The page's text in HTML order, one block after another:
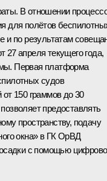
В отношении
для полётов
и по результатам
апреля текущего года,
Первая платформа
судов
150 граммов до 30
предоставлять
пространству, подачу
окна» в ГК ОрВД
с помощью